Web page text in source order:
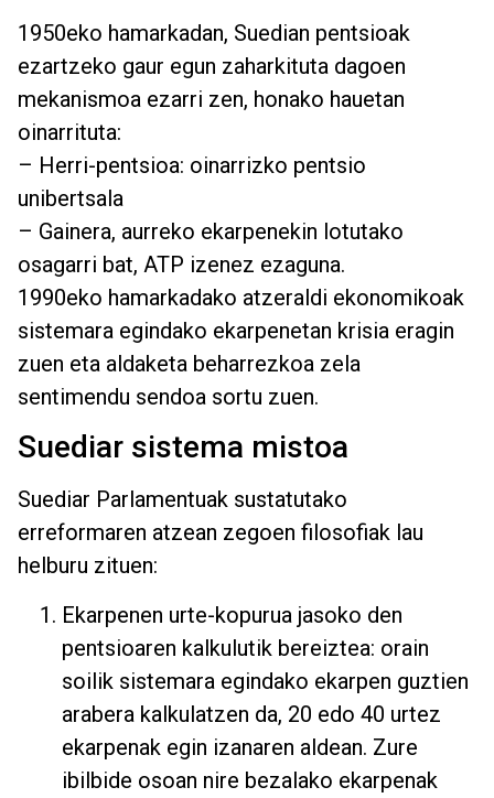
1950eko hamarkadan, Suedian pentsioak
ezartzeko gaur egun zaharkituta dagoen
mekanismoa ezarri zen, honako hauetan
oinarrituta:
– Herri-pentsioa: oinarrizko pentsio
unibertsala
– Gainera, aurreko ekarpenekin lotutako
osagarri bat, ATP izenez ezaguna.
1990eko hamarkadako atzeraldi ekonomikoak
sistemara egindako ekarpenetan krisia eragin
zuen eta aldaketa beharrezkoa zela
sentimendu sendoa sortu zuen.
Suediar sistema mistoa
Suediar Parlamentuak sustatutako
erreformaren atzean zegoen filosofiak lau
helburu zituen:
Ekarpenen urte-kopurua jasoko den
pentsioaren kalkulutik bereiztea: orain
soilik sistemara egindako ekarpen guztien
arabera kalkulatzen da, 20 edo 40 urtez
ekarpenak egin izanaren aldean. Zure
ibilbide osoan nire bezalako ekarpenak